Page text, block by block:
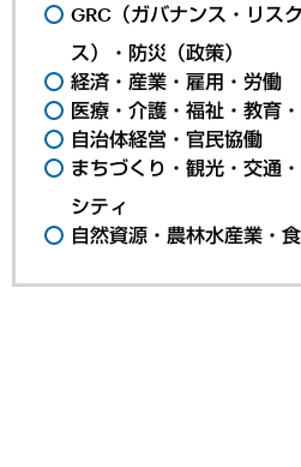
GRC（ガバナンス・リス
ス）・防災（政策）
経済・産業・雇用・労働
医療・介護・福祉・教育
自治体経営・官民協働
まちづくり・観光・交通
シティ
自然資源・農林水産業・